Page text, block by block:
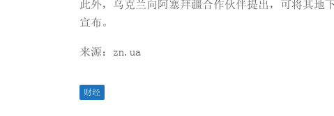
此外，乌克兰向阿塞拜疆合作伙伴提出，可将其
宣布。
来源：zn.ua
财经